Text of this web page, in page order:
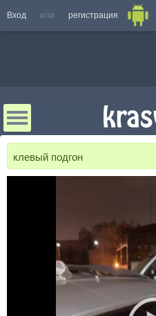
Вход или регистрация
клевый подгон